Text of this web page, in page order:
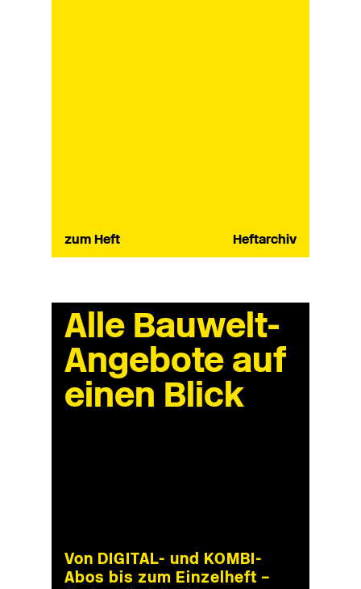
zum Heft Heftarchiv
Alle Bauwelt-
Angebote auf
einen Blick
Von DIGITAL- und KOMBI-
Abos bis zum Einzelheft –